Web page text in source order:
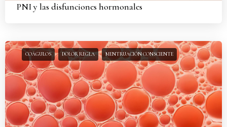
PNI y las disfunciones hormonales
COÁGULOS DOLOR REGLA MENTRUACIÓN CONSCIENTE